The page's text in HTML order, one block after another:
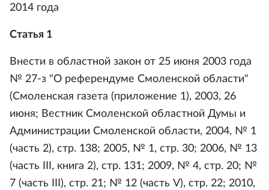
2014 года
Статья 1
Внести в областной закон от 25 июня 2003 года
№ 27-з "О референдуме Смоленской области"
(Смоленская газета (приложение 1), 2003, 26
июня; Вестник Смоленской областной Думы и
Администрации Смоленской области, 2004, № 1
(часть 2), стр. 138; 2005, № 1, стр. 30; 2006, № 13
(часть III, книга 2), стр. 131; 2009, № 4, стр. 20; №
7 (часть III), стр. 21; № 12 (часть V), стр. 22; 2010,